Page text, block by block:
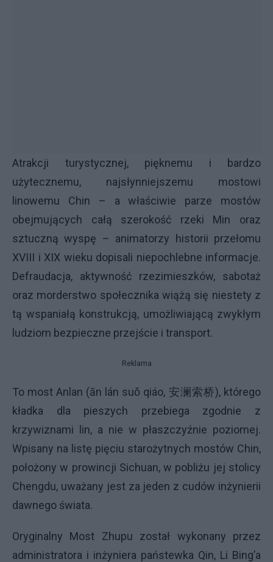
Atrakcji turystycznej, pięknemu i bardzo
użytecznemu, najsłynniejszemu mostowi
linowemu Chin – a właściwie parze mostów
obejmujących całą szerokość rzeki Min oraz
sztuczną wyspę – animatorzy historii przełomu
XVIII i XIX wieku dopisali niepochlebne informacje.
Defraudacja, aktywność rzezimieszków, sabotaż
oraz morderstwo społecznika wiążą się niestety z
tą wspaniałą konstrukcją, umożliwiającą zwykłym
ludziom bezpieczne przejście i transport.
Reklama
To most Anlan (ān lán suǒ qiáo, 安澜索桥), którego
kładka dla pieszych przebiega zgodnie z
krzywiznami lin, a nie w płaszczyźnie poziomej.
Wpisany na listę pięciu starożytnych mostów Chin,
położony w prowincji Sichuan, w pobliżu jej stolicy
Chengdu, uważany jest za jeden z cudów inżynierii
dawnego świata.
Oryginalny Most Zhupu został wykonany przez
administratora i inżyniera państewka Qin, Li Bing’a